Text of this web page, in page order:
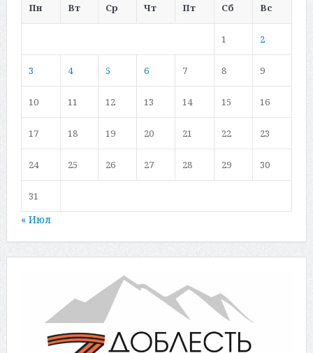
Пн
Вт Ср Чт Пт Сб Вс
1 2
3 4 5 6 7 8 9
10 11 12 13 14 15 16
17 18 19 20 21 22 23
24 25 26 27 28 29 30
31
« Июл